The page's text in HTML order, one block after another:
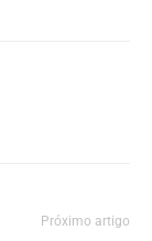
Próximo artigo